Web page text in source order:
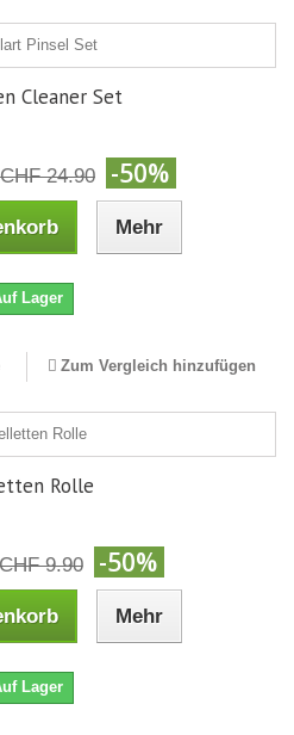
Cleaner Set
CHF 24.90 -50%
Mehr
Lager
Zum Vergleich hinzufügen
Rolle
9.90 -50%
Mehr
Lager